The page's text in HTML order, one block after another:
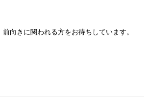
向きに関われる方をお待ちしています。